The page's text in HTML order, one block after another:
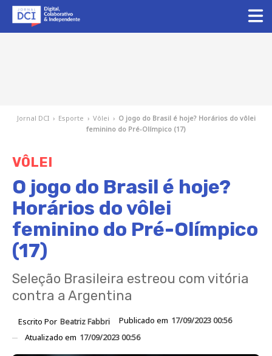
Jornal DCI › Esporte › Vôlei › O jogo do Brasil é hoje? Horários do vôlei
feminino do Pré-Olímpico (17)
VÔLEI
O jogo do Brasil é hoje?
Horários do vôlei
feminino do Pré-Olímpico
(17)
Seleção Brasileira estreou com vitória
contra a Argentina
Escrito Por Beatriz Fabbri Publicado em 17/09/2023 00:56
Atualizado em 17/09/2023 00:56